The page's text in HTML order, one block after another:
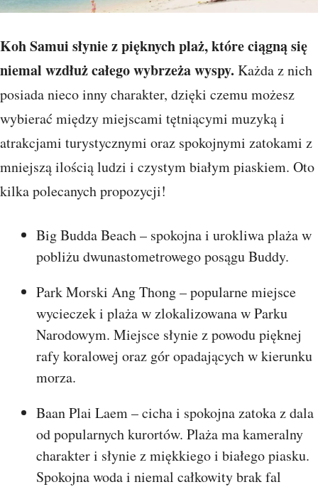
Koh Samui słynie z pięknych plaż, które ciągną się
niemal wzdłuż całego wybrzeża wyspy. Każda z nich
posiada nieco inny charakter, dzięki czemu możesz
wybierać między miejscami tętniącymi muzyką i
atrakcjami turystycznymi oraz spokojnymi zatokami z
mniejszą ilością ludzi i czystym białym piaskiem. Oto
kilka polecanych propozycji!
Big Budda Beach – spokojna i urokliwa plaża w
pobliżu dwunastometrowego posągu Buddy.
Park Morski Ang Thong – popularne miejsce
wycieczek i plaża w zlokalizowana w Parku
Narodowym. Miejsce słynie z powodu pięknej
rafy koralowej oraz gór opadających w kierunku
morza.
Baan Plai Laem – cicha i spokojna zatoka z dala
od popularnych kurortów. Plaża ma kameralny
charakter i słynie z miękkiego i białego piasku.
Spokojna woda i niemal całkowity brak fal